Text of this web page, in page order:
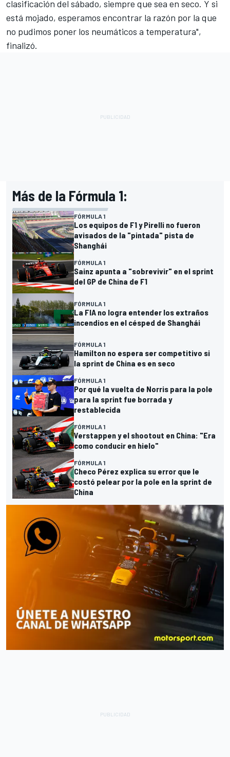
clasificación del sábado, siempre que sea en seco. Y si
está mojado, esperamos encontrar la razón por la que
no pudimos poner los neumáticos a temperatura",
finalizó.
Más de la Fórmula 1:
FÓRMULA 1
Los equipos de F1 y Pirelli no fueron
avisados de la "pintada" pista de
Shanghái
FÓRMULA 1
Sainz apunta a "sobrevivir" en el sprint
del GP de China de F1
FÓRMULA 1
La FIA no logra entender los extraños
incendios en el césped de Shanghái
FÓRMULA 1
Hamilton no espera ser competitivo si
la sprint de China es en seco
FÓRMULA 1
Por qué la vuelta de Norris para la pole
para la sprint fue borrada y
restablecida
FÓRMULA 1
Verstappen y el shootout en China: "Era
como conducir en hielo"
FÓRMULA 1
Checo Pérez explica su error que le
costó pelear por la pole en la sprint de
China